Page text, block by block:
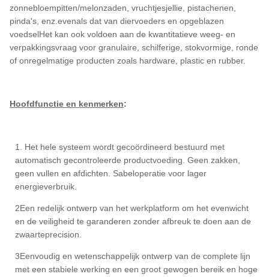
zonnebloempitten/melonzaden, vruchtjesjellie, pistachenen,
pinda's, enz.evenals dat van diervoeders en opgeblazen
voedselHet kan ook voldoen aan de kwantitatieve weeg- en
verpakkingsvraag voor granulaire, schilferige, stokvormige, ronde
of onregelmatige producten zoals hardware, plastic en rubber.
Hoofdfunctie en kenmerken:
1. Het hele systeem wordt gecoördineerd bestuurd met
automatisch gecontroleerde productvoeding. Geen zakken,
geen vullen en afdichten. Sabeloperatie voor lager
energieverbruik.
2Een redelijk ontwerp van het werkplatform om het evenwicht
en de veiligheid te garanderen zonder afbreuk te doen aan de
zwaarteprecision.
3Eenvoudig en wetenschappelijk ontwerp van de complete lijn
met een stabiele werking en een groot gewogen bereik en hoge